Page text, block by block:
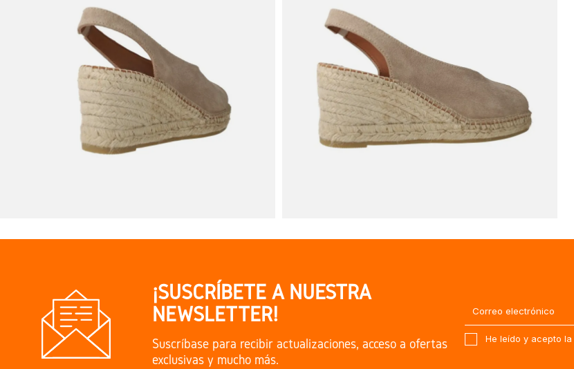
¡SUSCRÍBETE A NUESTRA
NEWSLETTER!
Suscríbase para recibir actualizaciones, acceso a ofertas
exclusivas y mucho más.
He leído y acepto la